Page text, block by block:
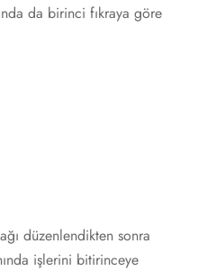
da birinci fıkraya göre
düzenlendikten sonra
işlerini bitirinceye